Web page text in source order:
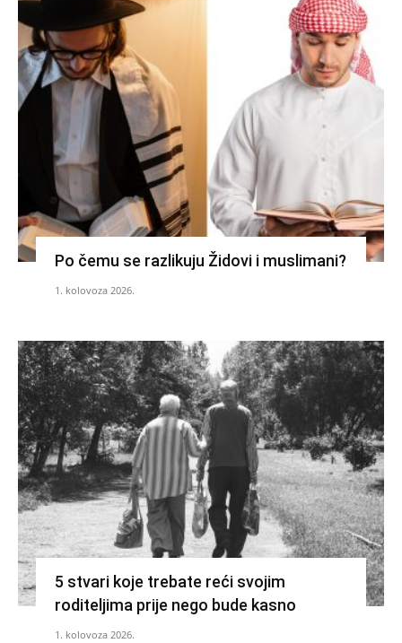
Po čemu se razlikuju Židovi i muslimani?
1. kolovoza 2026.
5 stvari koje trebate reći svojim
roditeljima prije nego bude kasno
1. kolovoza 2026.